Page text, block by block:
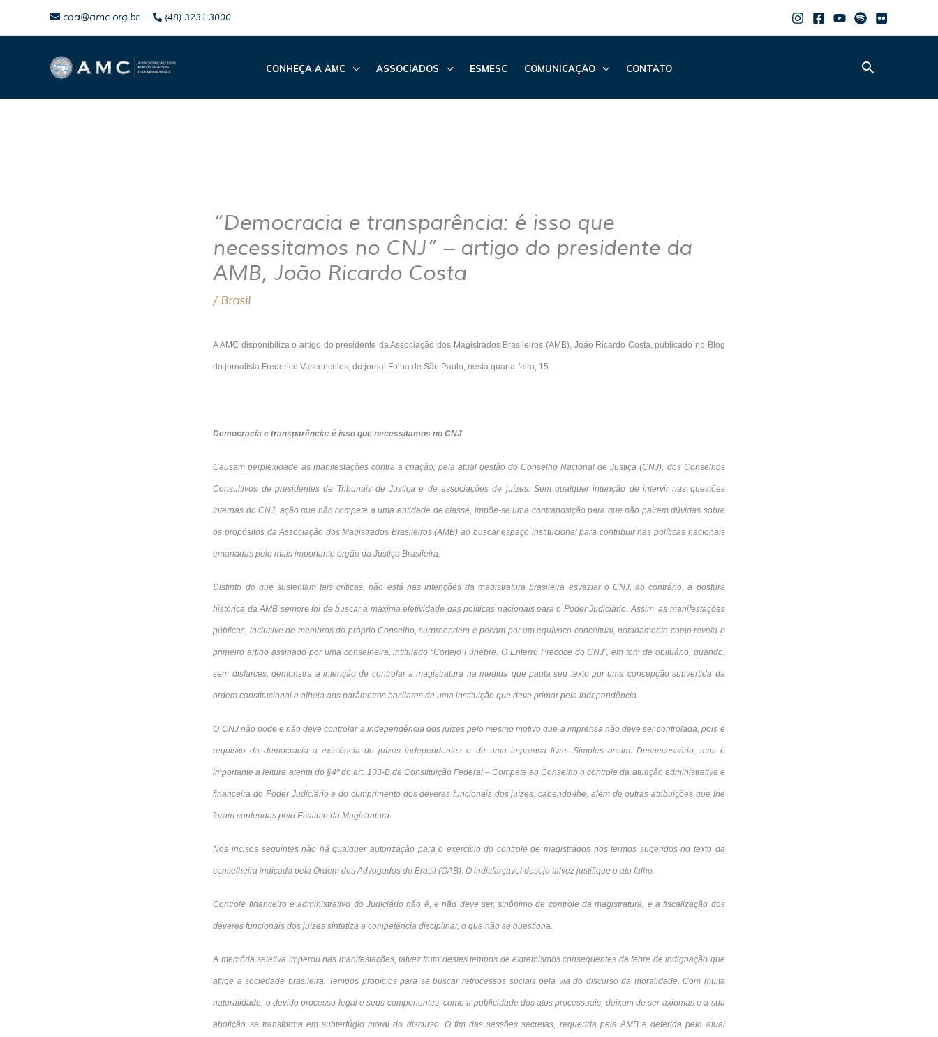
conteúdo
caa@amc.org.br (48) 3231.3000
CONHEÇA A AMC ASSOCIADOS ESMESC COMUNICAÇÃO CONTATO Pesquisar
“Democracia e transparência: é isso que
necessitamos no CNJ” – artigo do presidente da
AMB, João Ricardo Costa
/ Brasil
A AMC disponibiliza o artigo do presidente da Associação dos Magistrados Brasileiros (AMB), João Ricardo Costa, publicado no Blog
do jornalista Frederico Vasconcelos, do jornal Folha de São Paulo, nesta quarta-feira, 15.
Democracia e transparência: é isso que necessitamos no CNJ
Causam perplexidade as manifestações contra a criação, pela atual gestão do Conselho Nacional de Justiça (CNJ), dos Conselhos
Consultivos de presidentes de Tribunais de Justiça e de associações de juízes. Sem qualquer intenção de intervir nas questões
internas do CNJ, ação que não compete a uma entidade de classe, impõe-se uma contraposição para que não pairem dúvidas sobre
os propósitos da Associação dos Magistrados Brasileiros (AMB) ao buscar espaço institucional para contribuir nas políticas nacionais
emanadas pelo mais importante órgão da Justiça Brasileira.
Distinto do que sustentam tais críticas, não está nas intenções da magistratura brasileira esvaziar o CNJ, ao contrário, a postura
histórica da AMB sempre foi de buscar a máxima efetividade das políticas nacionais para o Poder Judiciário. Assim, as manifestações
públicas, inclusive de membros do próprio Conselho, surpreendem e pecam por um equívoco conceitual, notadamente como revela o
primeiro artigo assinado por uma conselheira, intitulado “Cortejo Fúnebre. O Enterro Precoce do CNJ”, em tom de obituário, quando,
sem disfarces, demonstra a intenção de controlar a magistratura na medida que pauta seu texto por uma concepção subvertida da
ordem constitucional e alheia aos parâmetros basilares de uma instituição que deve primar pela independência.
O CNJ não pode e não deve controlar a independência dos juízes pelo mesmo motivo que a imprensa não deve ser controlada, pois é
requisito da democracia a existência de juízes independentes e de uma imprensa livre. Simples assim. Desnecessário, mas é
importante a leitura atenta do §4º do art. 103-B da Constituição Federal – Compete ao Conselho o controle da atuação administrativa e
financeira do Poder Judiciário e do cumprimento dos deveres funcionais dos juízes, cabendo-lhe, além de outras atribuições que lhe
foram conferidas pelo Estatuto da Magistratura.
Nos incisos seguintes não há qualquer autorização para o exercício do controle de magistrados nos termos sugeridos no texto da
conselheira indicada pela Ordem dos Advogados do Brasil (OAB). O indisfarçável desejo talvez justifique o ato falho.
Controle financeiro e administrativo do Judiciário não é, e não deve ser, sinônimo de controle da magistratura, e a fiscalização dos
deveres funcionais dos juízes sintetiza a competência disciplinar, o que não se questiona.
A memória seletiva imperou nas manifestações, talvez fruto destes tempos de extremismos consequentes da febre de indignação que
aflige a sociedade brasileira. Tempos propícios para se buscar retrocessos sociais pela via do discurso da moralidade. Com muita
naturalidade, o devido processo legal e seus componentes, como a publicidade dos atos processuais, deixam de ser axiomas e a sua
abolição se transforma em subterfúgio moral do discurso. O fim das sessões secretas, requerida pela AMB e deferida pelo atual